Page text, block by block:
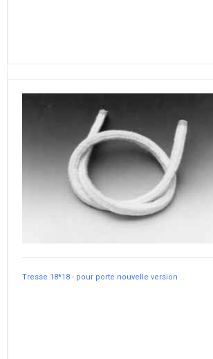
Tresse 18*18 - pour porte nouvelle version